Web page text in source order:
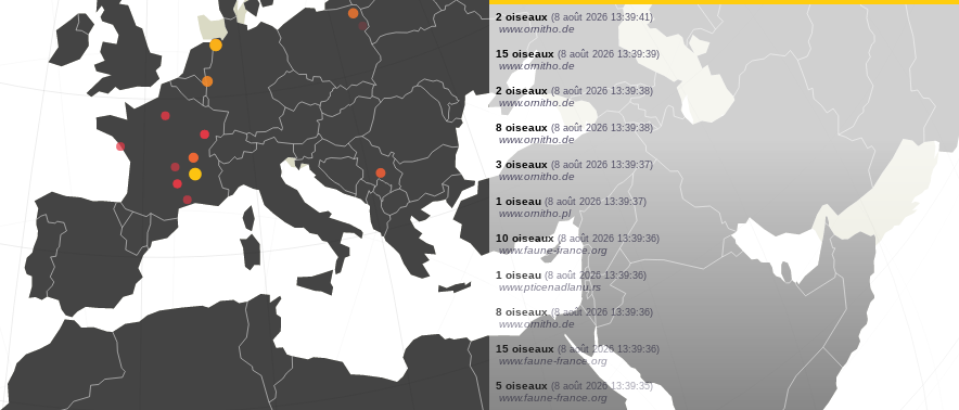
1 oiseau (8 août 2026 13:39:45)
www.ornitho.de
1 papillon de jour (8 août 2026 13:39:45)
www.faune-france.org
1 mammifère (8 août 2026 13:39:44)
www.faune-france.org
1 oiseau (8 août 2026 13:39:44)
www.faune-france.org
1 oiseau (8 août 2026 13:39:43)
www.faune-france.org
1 oiseau (8 août 2026 13:39:43)
www.ornitho.de
1 oiseau (8 août 2026 13:39:42)
www.ornitho.de
1 oiseau (8 août 2026 13:39:42)
www.faune-france.org
2 oiseaux (8 août 2026 13:39:41)
www.ornitho.de
15 oiseaux (8 août 2026 13:39:39)
www.ornitho.de
2 oiseaux (8 août 2026 13:39:38)
www.ornitho.de